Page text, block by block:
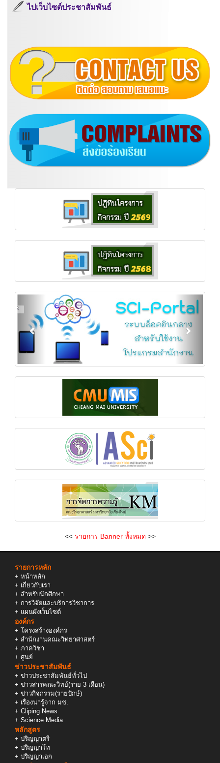
ไปเว็บไซต์ประชาสัมพันธ์
<< รายการ Banner ทั้งหมด >>
รายการหลัก
+ หน้าหลัก
+ เกี่ยวกับเรา
+ สำหรับนักศึกษา
+ การวิจัยและบริการวิชาการ
+ แผนผังเว็บไซต์
องค์กร
+ โครงสร้างองค์กร
+ สำนักงานคณะวิทยาศาสตร์
+ ภาควิชา
+ ศูนย์
ข่าวประชาสัมพันธ์
+ ข่าวประชาสัมพันธ์ทั่วไป
+ ข่าวสารคณะวิทย์(ราย 3 เดือน)
+ ข่าวกิจกรรม(รายปักษ์)
+ เรื่องน่ารู้จาก มช.
+ Cliping News
+ Science Media
หลักสูตร
+ ปริญญาตรี
+ ปริญญาโท
+ ปริญญาเอก